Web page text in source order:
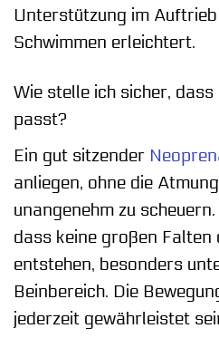
Unterstützung im
Schwimmen erleichtert.
Wie stelle ich sicher,
passt?
Ein gut sitzender
anliegen, ohne die
unangenehm zu
dass keine großen Falten
entstehen, besonders
Beinbereich. Die
jederzeit gewährleistet